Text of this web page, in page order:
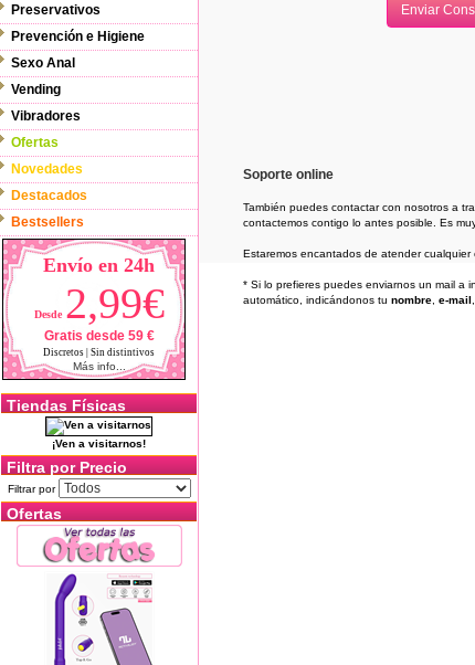
Preservativos
Prevención e Higiene
Sexo Anal
Vending
Vibradores
Ofertas
Novedades
Destacados
Bestsellers
Envío en 24h
Desde 2,99€
Gratis desde 59 €
Discretos | Sin distintivos
Más info...
Tiendas Físicas
¡Ven a visitarnos!
Filtra por Precio
Filtrar por
Ofertas
Soporte online
También puedes contactar con nosotros a
contactemos contigo lo antes posible. Es
Estaremos encantados de atender cualquier
* Si lo prefieres puedes enviarnos un mail a
automático, indicándonos tu nombre e-mail